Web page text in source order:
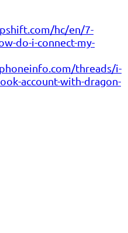
hc/en/7-
do-i-connect-my-
threads/i-
account-with-dragon-